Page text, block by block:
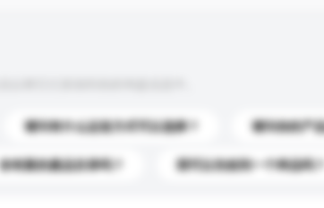
请问有什么运送方式可以选择？ 请问你的产
你有新的產品目录吗？ 我可以先收到一个样品吗？